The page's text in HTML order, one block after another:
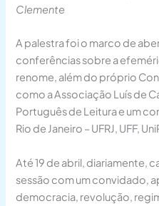
Clemente
A palestra foi o marco de
conferências sobre a
renome, além do próprio
como a Associação Luís de
Português de Leitura e um
Rio de Janeiro – UFRJ, UFF,
Até 19 de abril, diariamente,
sessão com um convidado,
democracia, revolução,